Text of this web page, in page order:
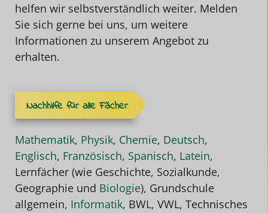
helfen wir selbstverständlich weiter. Melden
Sie sich gerne bei uns, um weitere
Informationen zu unserem Angebot zu
erhalten.
Nachhilfe für alle Fächer
Mathematik, Physik, Chemie, Deutsch,
Englisch, Französisch, Spanisch, Latein,
Lernfächer (wie Geschichte, Sozialkunde,
Geographie und Biologie), Grundschule
allgemein, Informatik, BWL, VWL, Technisches